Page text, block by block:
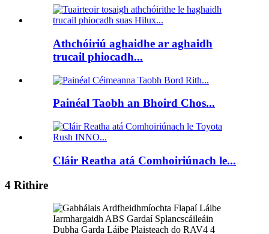
Athchóiriú aghaidhe ar aghaidh
trucail phiocadh...
Painéal Taobh an Bhoird Chos...
Cláir Reatha atá Comhoiriúnach le...
4 Rithire